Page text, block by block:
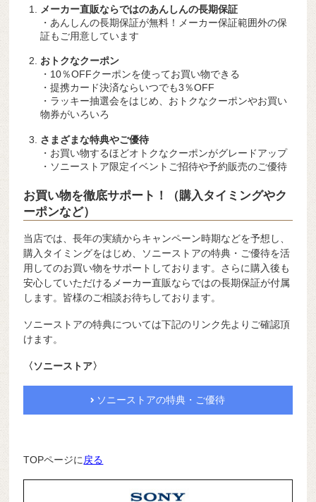
メーカー直販ならではのあんしんの長期保証
・あんしんの長期保証が無料！メーカー保証範囲外の保
証もご用意しています
おトクなクーポン
・10％OFFクーポンを使ってお買い物できる
・提携カード決済ならいつでも3％OFF
・ラッキー抽選会をはじめ、おトクなクーポンやお買い
物券がいろいろ
さまざまな特典やご優待
・お買い物するほどオトクなクーポンがグレードアップ
・ソニーストア限定イベントご招待や予約販売のご優待
お買い物を徹底サポート！（購入タイミングやク
ーポンなど）
当店では、長年の実績からキャンペーン時期などを予想し、
購入タイミングをはじめ、ソニーストアの特典・ご優待を活
用してのお買い物をサポートしております。さらに購入後も
安心していただけるメーカー直販ならではの長期保証が付属
します。皆様のご相談お待ちしております。
ソニーストアの特典については下記のリンク先よりご確認頂
けます。
〈ソニーストア〉
ソニーストアの特典・ご優待
TOPページに戻る